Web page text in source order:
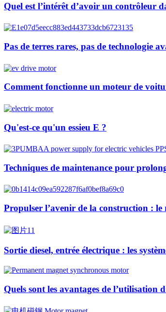
Quel est l’intérêt d’avoir un contrôleur
Pas de terres rares, pas de technologie
Comment fonctionne un moteur de
Qu'est-ce qu'un essieu E ?
Techniques de maintenance pour
Propulser l’avenir de la construction :
Sortie diesel, entrée électrique : les
Quels sont les avantages de l’utilisation